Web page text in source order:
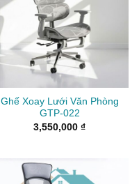
Ghế Xoay Lưới Văn Phòng
GTP-022
3,550,000 ₫